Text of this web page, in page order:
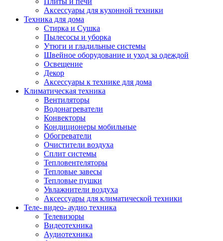
Аксессуары для кухонной техники
Техника для дома
Стирка и Сушка
Пылесосы и уборка
Утюги и гладильные системы
Швейное оборудование и уход за одеждой
Освещение
Декор
Аксессуары к технике для дома
Климатическая техника
Вентиляторы
Водонагреватели
Конвекторы
Кондиционеры мобильные
Обогреватели
Очистители воздуха
Сплит системы
Тепловентеляторы
Тепловые завесы
Тепловые пушки
Увлажнители воздуха
Аксессуары для климатической техники
Теле- видео- аудио техника
Телевизоры
Видеотехника
Аудиотехника